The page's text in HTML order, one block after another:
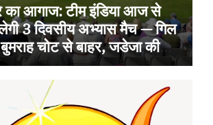
का आगाज: टीम इंडिया आज से
3 दिवसीय अभ्यास मैच — गिल
चोट से बाहर, जडेजा की